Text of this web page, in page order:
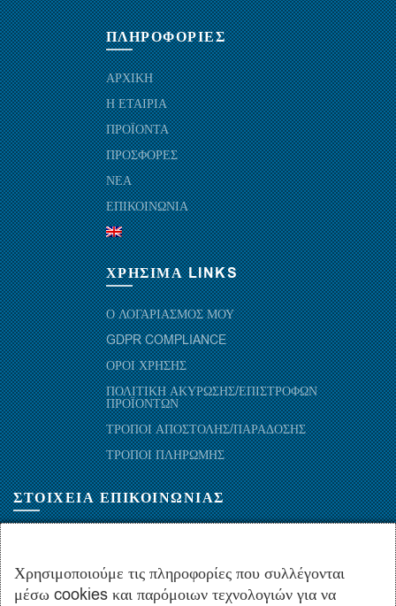
ΠΛΗΡΟΦΟΡΙΕΣ
ΑΡΧΙΚΗ
Η ΕΤΑΙΡΙΑ
ΠΡΟΪΟΝΤΑ
ΠΡΟΣΦΟΡΕΣ
ΝΕΑ
ΕΠΙΚΟΙΝΩΝΙΑ
ΧΡΗΣΙΜΑ LINKS
Ο ΛΟΓΑΡΙΑΣΜΟΣ ΜΟΥ
GDPR COMPLIANCE
ΟΡΟΙ ΧΡΗΣΗΣ
ΠΟΛΙΤΙΚΗ ΑΚΥΡΩΣΗΣ/ΕΠΙΣΤΡΟΦΩΝ
ΠΡΟΪΟΝΤΩΝ
ΤΡΟΠΟΙ ΑΠΟΣΤΟΛΗΣ/ΠΑΡΑΔΟΣΗΣ
ΤΡΟΠΟΙ ΠΛΗΡΩΜΗΣ
ΣΤΟΙΧΕΙΑ ΕΠΙΚΟΙΝΩΝΙΑΣ
+30.210-5143367,+30.210-5154659,+30.210-5147842
+30.210-5133976
Χρησιμοποιούμε τις πληροφορίες που συλλέγονται
μέσω cookies και παρόμοιων τεχνολογιών για να